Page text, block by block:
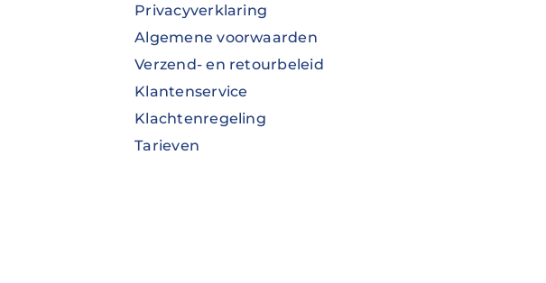
Privacyverklaring
Algemene voorwaarden
Verzend- en retourbeleid
Klantenservice
Klachtenregeling
Tarieven